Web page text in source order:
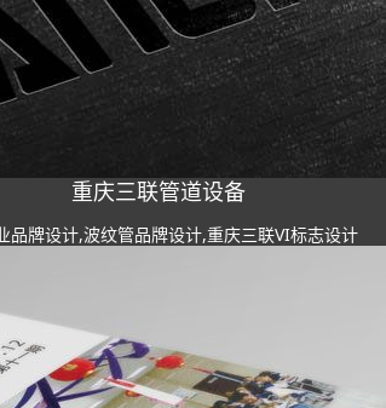
重庆三联管道设备
品牌设计,波纹管品牌设计,重庆三联VI标志设计